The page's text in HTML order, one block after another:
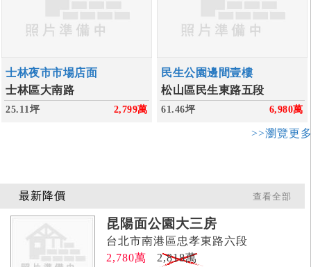
士林夜市市場店面
士林區大南路
25.11坪 2,799萬
民生公園邊間壹樓
松山區民生東路五段
61.46坪 6,980萬
>>瀏覽更
最新降價 查看全部
昆陽面公園大三房
台北市南港區忠孝東路六段
2,780萬
2,818萬